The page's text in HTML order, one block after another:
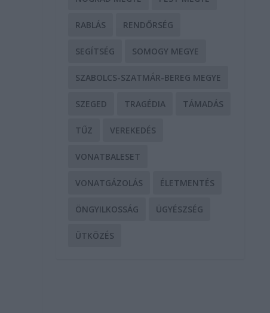
RABLÁS RENDŐRSÉG
SEGÍTSÉG SOMOGY MEGYE
SZABOLCS-SZATMÁR-BEREG MEGYE
SZEGED TRAGÉDIA TÁMADÁS
TŰZ VEREKEDÉS
VONATBALESET
VONATGÁZOLÁS ÉLETMENTÉS
ÖNGYILKOSSÁG ÜGYÉSZSÉG
ÜTKÖZÉS